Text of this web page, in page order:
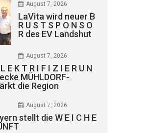
August 7, 2026
LaVita wird neuer B
R U S T S P O N S O
R des EV Landshut
August 7, 2026
E K T R I F I Z I E R U N
MÜHLDORF-
die Region
August 7, 2026
stellt die W E I C H E